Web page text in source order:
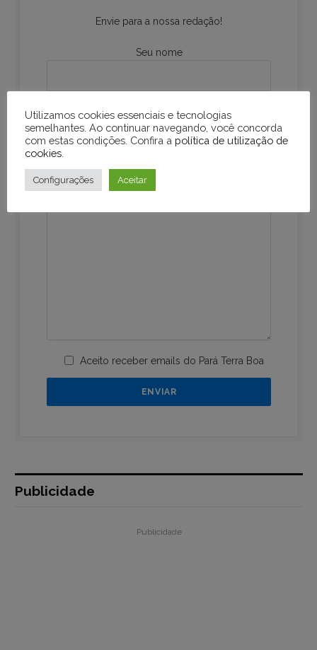
Envie para a nossa redação!
Seu nome
Aceito receber emails do Pará Terra Boa
Publicidade
Publicidade
Utilizamos cookies essenciais e tecnologias
semelhantes. Ao continuar navegando, você concorda
com estas condições. Confira a política de utilização de
cookies
Configurações Aceitar